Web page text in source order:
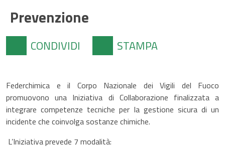
Prevenzione
CONDIVIDI STAMPA
Federchimica e il Corpo Nazionale dei Vigili del Fuoco
promuovono una Iniziativa di Collaborazione finalizzata a
integrare competenze tecniche per la gestione sicura di un
incidente che coinvolga sostanze chimiche.
L’Iniziativa prevede 7 modalità: